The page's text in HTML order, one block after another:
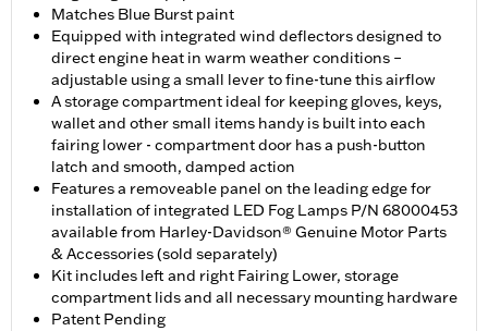
Matches Blue Burst paint
Equipped with integrated wind deflectors designed to
direct engine heat in warm weather conditions –
adjustable using a small lever to fine-tune this airflow
A storage compartment ideal for keeping gloves, keys,
wallet and other small items handy is built into each
fairing lower - compartment door has a push-button
latch and smooth, damped action
Features a removeable panel on the leading edge for
installation of integrated LED Fog Lamps P/N 68000453
available from Harley-Davidson® Genuine Motor Parts
& Accessories (sold separately)
Kit includes left and right Fairing Lower, storage
compartment lids and all necessary mounting hardware
Patent Pending